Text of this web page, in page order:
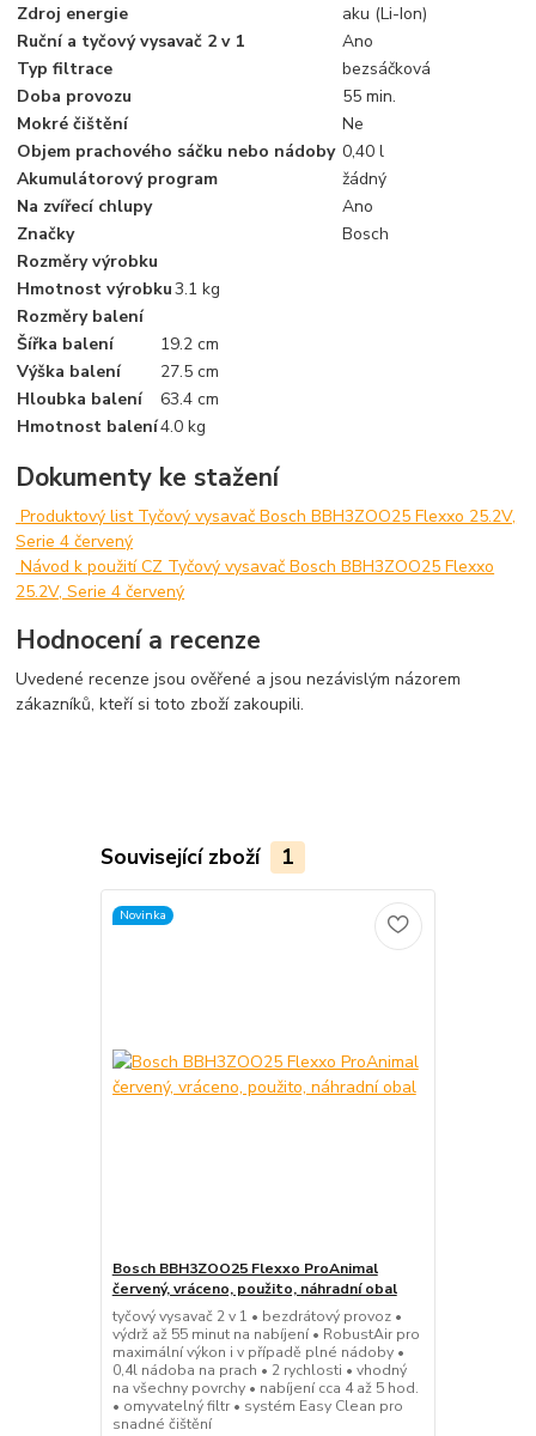
Zdroj energie
aku (Li-Ion)
Ruční a tyčový vysavač 2 v 1
Ano
Typ filtrace
bezsáčková
Doba provozu
55 min.
Mokré čištění
Ne
Objem prachového sáčku nebo nádoby 0,40 l
Akumulátorový program
žádný
Na zvířecí chlupy
Ano
Značky
Bosch
Rozměry výrobku
Hmotnost výrobku3.1 kg
Rozměry balení
Šířka balení
19.2 cm
Výška balení
27.5 cm
Hloubka balení
63.4 cm
Hmotnost balení4.0 kg
Dokumenty ke stažení
Produktový list Tyčový vysavač Bosch BBH3ZOO25 Flexxo 25.2V,
Serie 4 červený
Návod k použití CZ Tyčový vysavač Bosch BBH3ZOO25 Flexxo
25.2V, Serie 4 červený
Hodnocení a recenze
Uvedené recenze jsou ověřené a jsou nezávislým názorem
zákazníků, kteří si toto zboží zakoupili.
Související zboží 1
Novinka
Bosch BBH3ZOO25 Flexxo ProAnimal
červený, vráceno, použito, náhradní obal
tyčový vysavač 2 v 1 • bezdrátový provoz •
výdrž až 55 minut na nabíjení • RobustAir pro
maximální výkon i v případě plné nádoby •
0,4l nádoba na prach • 2 rychlosti • vhodný
na všechny povrchy • nabíjení cca 4 až 5 hod.
• omyvatelný filtr • systém Easy Clean pro
snadné čištění